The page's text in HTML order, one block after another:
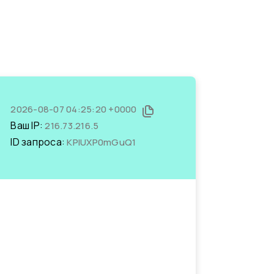
2026-08-07 04:25:20 +0000
Ваш IP:216.73.216.5
ID запроса:KPIUXP0mGuQ1